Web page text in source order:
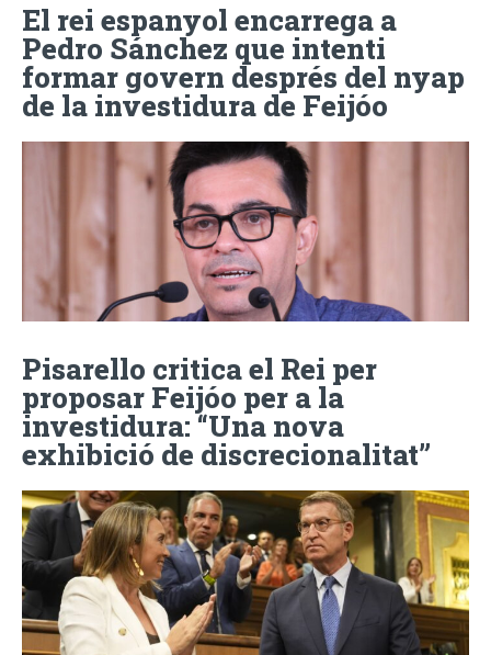
El rei espanyol encarrega a
Pedro Sánchez que intenti
formar govern després del nyap
de la investidura de Feijóo
Pisarello critica el Rei per
proposar Feijóo per a la
investidura: “Una nova
exhibició de discrecionalitat”